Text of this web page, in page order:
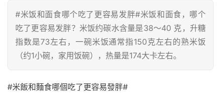
#米饭和面食哪个吃了更容易发胖#米饭和面食，哪个
吃了更容易发胖？米饭约碳水含量是38～40 克，升糖
指数是73左右，一碗米饭通常指150克左右的熟米饭
（约1小碗，家用饭碗），热量是174大卡左右。
#米飯和麵食哪個吃了更容易發胖#